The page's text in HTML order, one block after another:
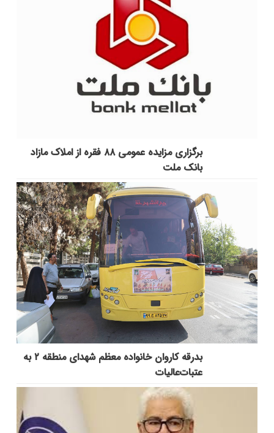
برگزاری مزایده عمومی ۸۸ فقره از املاک مازاد
بانک ملت
بدرقه کاروان خانواده معظم شهدای منطقه ۲ به
عتبات‌عالیات